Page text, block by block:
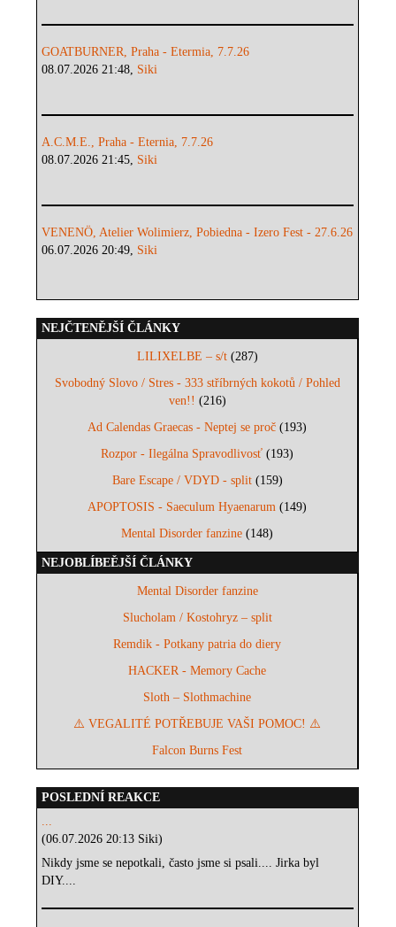
GOATBURNER, Praha - Etermia, 7.7.26
08.07.2026 21:48, Siki
A.C.M.E., Praha - Eternia, 7.7.26
08.07.2026 21:45, Siki
VENENÖ, Atelier Wolimierz, Pobiedna - Izero Fest - 27.6.26
06.07.2026 20:49, Siki
NEJČTENĚJŠÍ ČLÁNKY
LILIXELBE – s/t(287)
Svobodný Slovo / Stres - 333 stříbrných kokotů / Pohled
ven!! (216)
Ad Calendas Graecas - Neptej se proč (193)
Rozpor - Ilegálna Spravodlivosť (193)
Bare Escape / VDYD - split(159)
APOPTOSIS - Saeculum Hyaenarum (149)
Mental Disorder fanzine (148)
NEJOBLÍBEĚJŠÍ ČLÁNKY
Mental Disorder fanzine
Slucholam / Kostohryz – split
Remdik - Potkany patria do diery
HACKER - Memory Cache
Sloth – Slothmachine
⚠️ VEGALITÉ POTŘEBUJE VAŠI POMOC! ⚠️
Falcon Burns Fest
POSLEDNÍ REAKCE
...
(06.07.2026 20:13 Siki)
Nikdy jsme se nepotkali, často jsme si psali.... Jirka byl
DIY....